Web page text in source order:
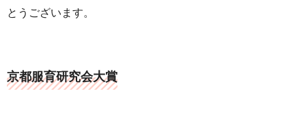
とうございます。
京都服育研究会大賞